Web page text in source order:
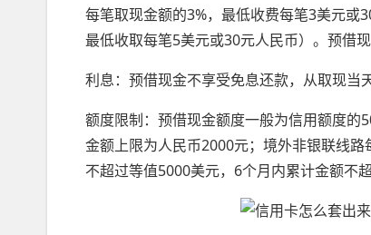
每笔取现金额的3%，最低收费每笔3美元或
最低收取每笔5美元或30元人民币）。预借
利息：预借现金不享受免息还款，从取现当
额度限制：预借现金额度一般为信用额度的
金额上限为人民币2000元；境外非银联线
不超过等值5000美元，6个月内累计金额不